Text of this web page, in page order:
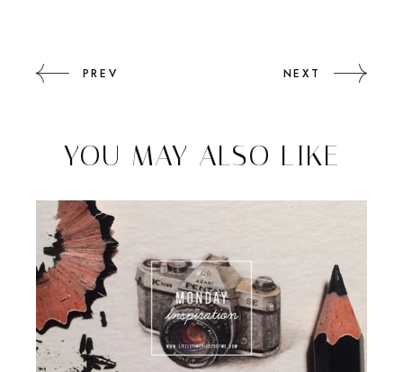
PREV NEXT
YOU MAY ALSO LIKE